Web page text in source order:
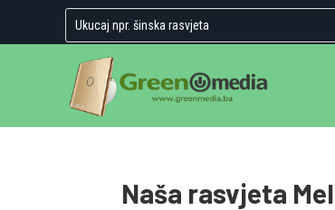
Naša rasvjeta